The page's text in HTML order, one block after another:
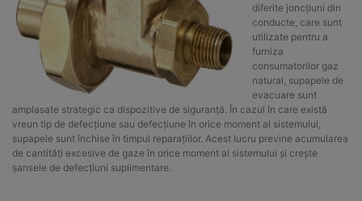
diferite joncțiuni din
conducte, care sunt
utilizate pentru a
furniza
consumatorilor gaz
natural, supapele de
evacuare sunt
amplasate strategic ca dispozitive de siguranță. În cazul în care există
vreun tip de defecțiune sau defecțiune în orice moment al sistemului,
supapele sunt închise în timpul reparațiilor. Acest lucru previne acumularea
de cantități excesive de gaze în orice moment al sistemului și crește
șansele de defecțiuni suplimentare.